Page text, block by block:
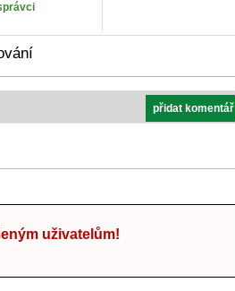
přidat komentář
uživatelům!